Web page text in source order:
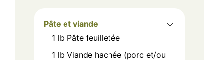
Pâte et viande
1 lb Pâte feuilletée
1 lb Viande hachée (porc et/ou